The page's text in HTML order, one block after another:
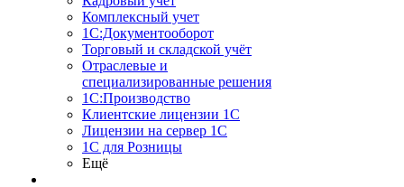
Комплексный учет
1С:Документооборот
Торговый и складской учёт
Отраслевые и
специализированные решения
1С:Производство
Клиентские лицензии 1С
Лицензии на сервер 1С
1С для Розницы
Ещё